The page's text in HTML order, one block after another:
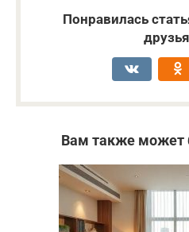
Понравилась
Вам также может